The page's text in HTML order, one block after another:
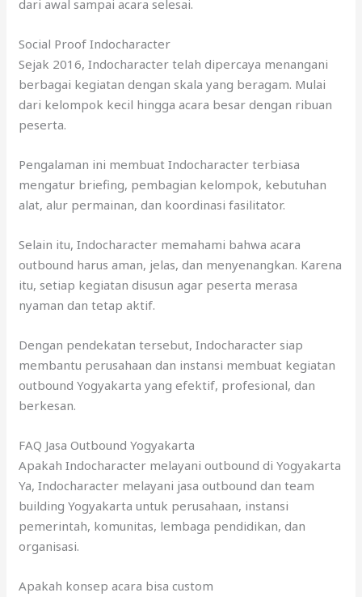
dari awal sampai acara selesai.
Social Proof Indocharacter
Sejak 2016, Indocharacter telah dipercaya menangani
berbagai kegiatan dengan skala yang beragam. Mulai
dari kelompok kecil hingga acara besar dengan ribuan
peserta.
Pengalaman ini membuat Indocharacter terbiasa
mengatur briefing, pembagian kelompok, kebutuhan
alat, alur permainan, dan koordinasi fasilitator.
Selain itu, Indocharacter memahami bahwa acara
outbound harus aman, jelas, dan menyenangkan. Karena
itu, setiap kegiatan disusun agar peserta merasa
nyaman dan tetap aktif.
Dengan pendekatan tersebut, Indocharacter siap
membantu perusahaan dan instansi membuat kegiatan
outbound Yogyakarta yang efektif, profesional, dan
berkesan.
FAQ Jasa Outbound Yogyakarta
Apakah Indocharacter melayani outbound di Yogyakarta
Ya, Indocharacter melayani jasa outbound dan team
building Yogyakarta untuk perusahaan, instansi
pemerintah, komunitas, lembaga pendidikan, dan
organisasi.
Apakah konsep acara bisa custom